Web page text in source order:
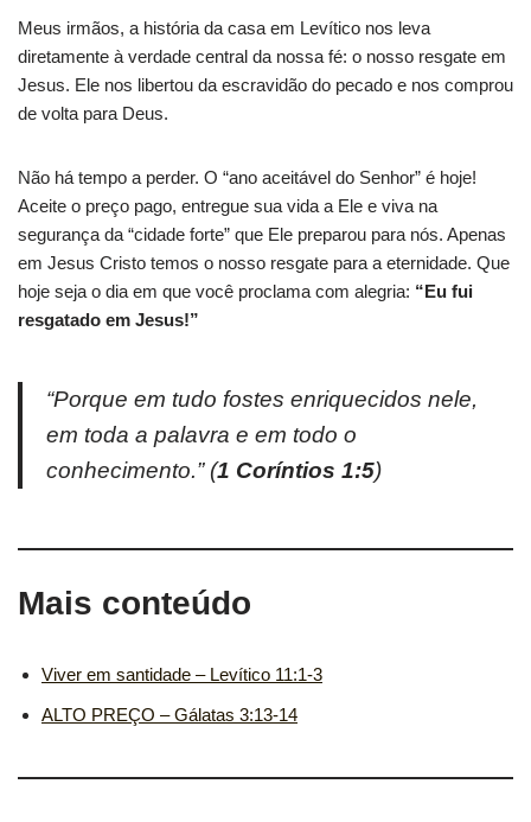
Meus irmãos, a história da casa em Levítico nos leva
diretamente à verdade central da nossa fé: o nosso resgate em
Jesus. Ele nos libertou da escravidão do pecado e nos comprou
de volta para Deus.
Não há tempo a perder. O “ano aceitável do Senhor” é hoje!
Aceite o preço pago, entregue sua vida a Ele e viva na
segurança da “cidade forte” que Ele preparou para nós. Apenas
em Jesus Cristo temos o nosso resgate para a eternidade. Que
hoje seja o dia em que você proclama com alegria: “Eu fui
resgatado em Jesus!”
“Porque em tudo fostes enriquecidos nele,
em toda a palavra e em todo o
conhecimento.”(1 Coríntios 1:5)
Mais conteúdo
Viver em santidade – Levítico 11:1-3
ALTO PREÇO – Gálatas 3:13-14